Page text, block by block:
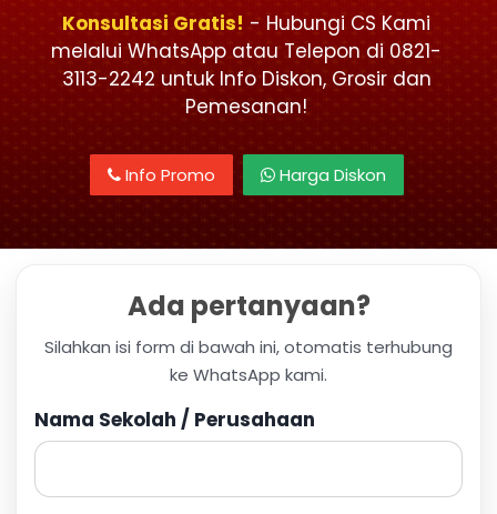
Konsultasi Gratis! - Hubungi CS Kami
melalui WhatsApp atau Telepon di 0821-
3113-2242 untuk Info Diskon, Grosir dan
Pemesanan!
Info Promo Harga Diskon
Ada pertanyaan?
Silahkan isi form di bawah ini, otomatis terhubung
ke WhatsApp kami.
Nama Sekolah / Perusahaan